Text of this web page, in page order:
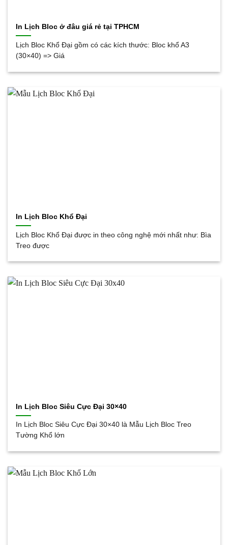
In Lịch Bloc ở đâu giá rẻ tại TPHCM
Lịch Bloc Khổ Đại gồm có các kích thước: Bloc khổ A3
(30×40) => Giá
In Lịch Bloc Khổ Đại
Lịch Bloc Khổ Đại được in theo công nghệ mới nhất như: Bìa
Treo được
In Lịch Bloc Siêu Cực Đại 30×40
In Lịch Bloc Siêu Cực Đại 30×40 là Mẫu Lịch Bloc Treo
Tường Khổ lớn